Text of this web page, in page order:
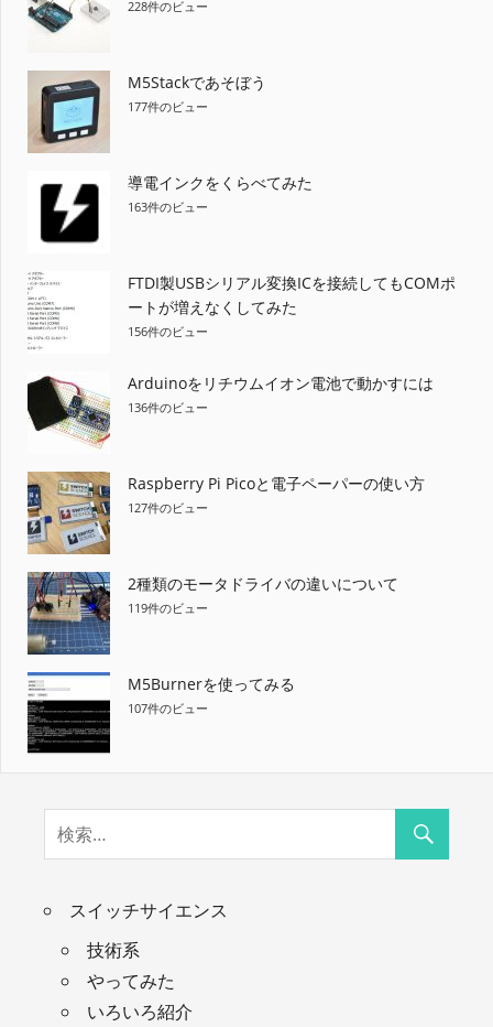
228件のビュー
M5Stackであそぼう
177件のビュー
導電インクをくらべてみた
163件のビュー
FTDI製USBシリアル変換ICを接続してもCOMポ
ートが増えなくしてみた
156件のビュー
Arduinoをリチウムイオン電池で動かすには
136件のビュー
Raspberry Pi Picoと電子ペーパーの使い方
127件のビュー
2種類のモータドライバの違いについて
119件のビュー
M5Burnerを使ってみる
107件のビュー
スイッチサイエンス
技術系
やってみた
いろいろ紹介